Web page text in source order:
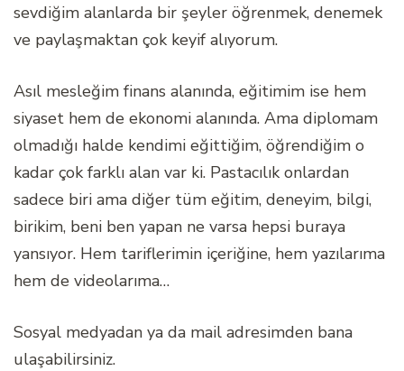
sevdiğim alanlarda bir şeyler öğrenmek, denemek
ve paylaşmaktan çok keyif alıyorum.
Asıl mesleğim finans alanında, eğitimim ise hem
siyaset hem de ekonomi alanında. Ama diplomam
olmadığı halde kendimi eğittiğim, öğrendiğim o
kadar çok farklı alan var ki. Pastacılık onlardan
sadece biri ama diğer tüm eğitim, deneyim, bilgi,
birikim, beni ben yapan ne varsa hepsi buraya
yansıyor. Hem tariflerimin içeriğine, hem yazılarıma
hem de videolarıma…
Sosyal medyadan ya da mail adresimden bana
ulaşabilirsiniz.